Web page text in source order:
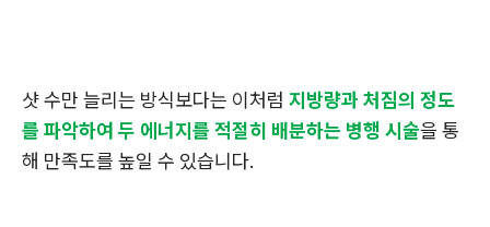
샷 수만 늘리는 방식보다는 이처럼 지방량과 처짐의 정도
를 파악하여 두 에너지를 적절히 배분하는 병행 시술을 통
해 만족도를 높일 수 있습니다.